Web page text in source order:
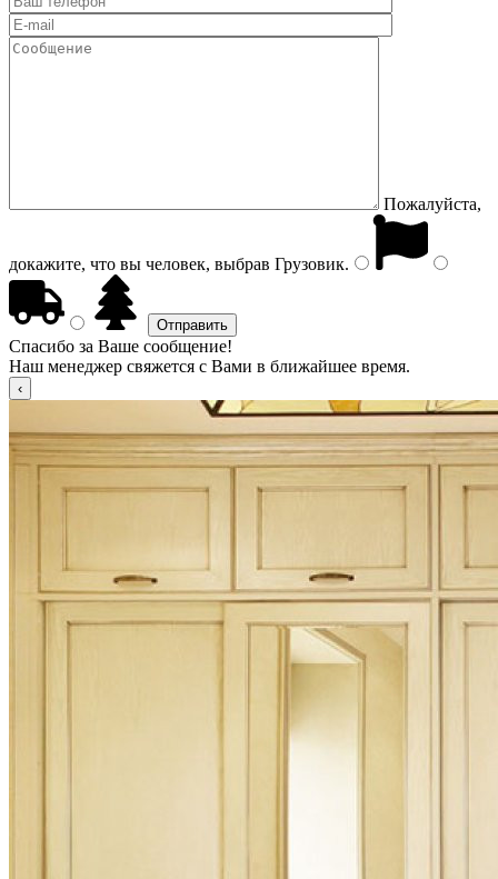
Пожалуйста,
докажите, что вы человек, выбрав Грузовик.
Спасибо за Ваше сообщение!
Наш менеджер свяжется с Вами в ближайшее время.